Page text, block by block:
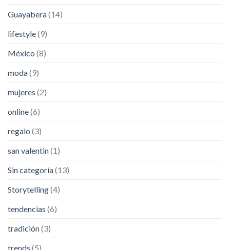
Guayabera(14)
lifestyle(9)
México (8)
moda(9)
mujeres (2)
online(6)
regalo (3)
san valentin(1)
Sin categoría(13)
Storytelling(4)
tendencias (6)
tradición(3)
trends (5)